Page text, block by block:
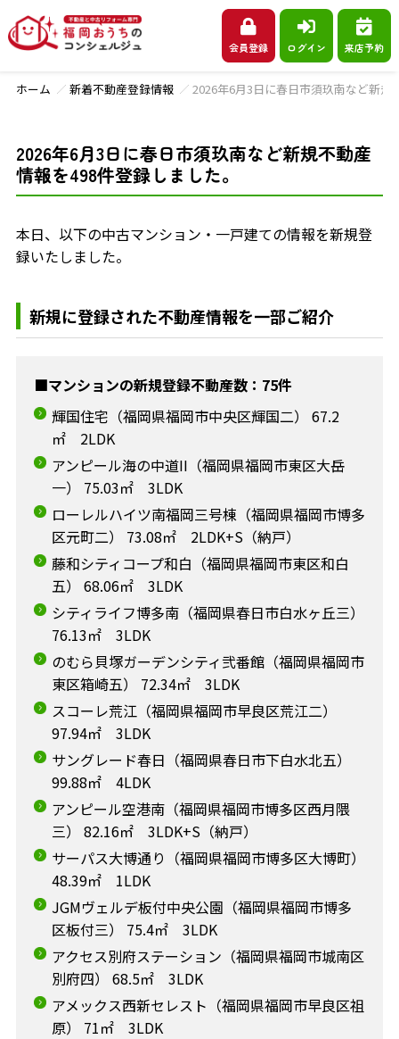
会員登録 ログイン 来店予約
ホーム 新着不動産登録情報 2026年6月3日に春日市須玖南など新
2026年6月3日に春日市須玖南など新規不動産
情報を498件登録しました。
本日、以下の中古マンション・一戸建ての情報を新規登
録いたしました。
新規に登録された不動産情報を一部ご紹介
■マンションの新規登録不動産数：75件
輝国住宅（福岡県福岡市中央区輝国二） 67.2
㎡ 2LDK
アンピール海の中道II（福岡県福岡市東区大岳
一） 75.03㎡ 3LDK
ローレルハイツ南福岡三号棟（福岡県福岡市博多
区元町二） 73.08㎡ 2LDK+S（納戸）
藤和シティコープ和白（福岡県福岡市東区和白
五） 68.06㎡ 3LDK
シティライフ博多南（福岡県春日市白水ヶ丘三）
76.13㎡ 3LDK
のむら貝塚ガーデンシティ弐番館（福岡県福岡市
東区箱崎五） 72.34㎡ 3LDK
スコーレ荒江（福岡県福岡市早良区荒江二）
97.94㎡ 3LDK
サングレード春日（福岡県春日市下白水北五）
99.88㎡ 4LDK
アンピール空港南（福岡県福岡市博多区西月隈
三） 82.16㎡ 3LDK+S（納戸）
サーパス大博通り（福岡県福岡市博多区大博町）
48.39㎡ 1LDK
JGMヴェルデ板付中央公園（福岡県福岡市博多
区板付三） 75.4㎡ 3LDK
アクセス別府ステーション（福岡県福岡市城南区
別府四） 68.5㎡ 3LDK
アメックス西新セレスト（福岡県福岡市早良区祖
原） 71㎡ 3LDK